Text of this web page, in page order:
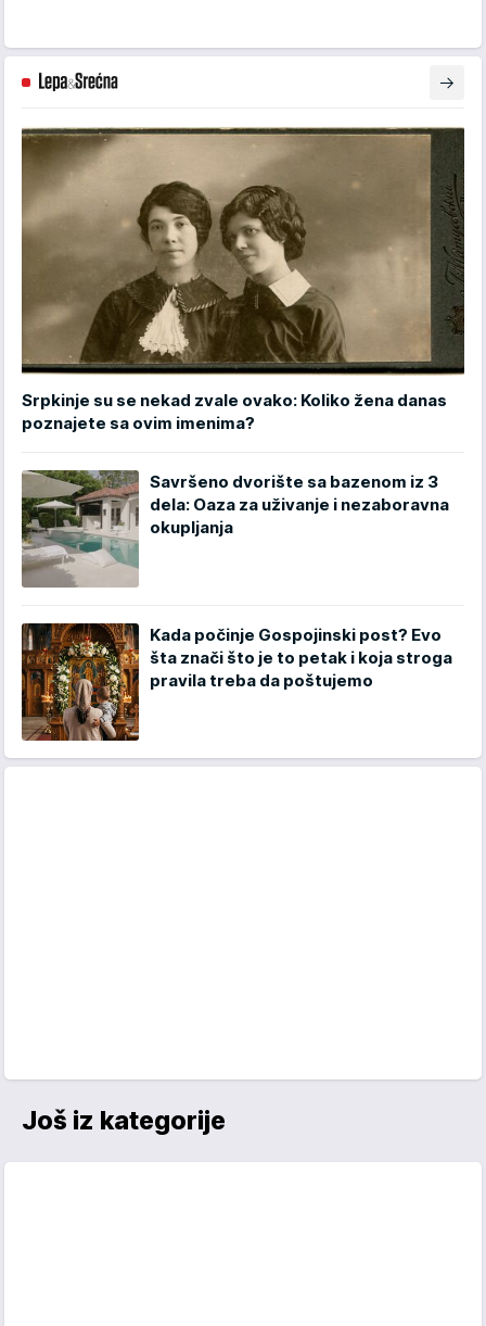
Srpkinje su se nekad zvale ovako: Koliko žena danas
poznajete sa ovim imenima?
Savršeno dvorište sa bazenom iz 3
dela: Oaza za uživanje i nezaboravna
okupljanja
Kada počinje Gospojinski post? Evo
šta znači što je to petak i koja stroga
pravila treba da poštujemo
Još iz kategorije